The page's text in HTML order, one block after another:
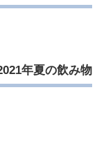
年夏の飲み物